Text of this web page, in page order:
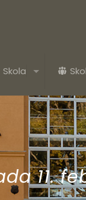
Skola
11.